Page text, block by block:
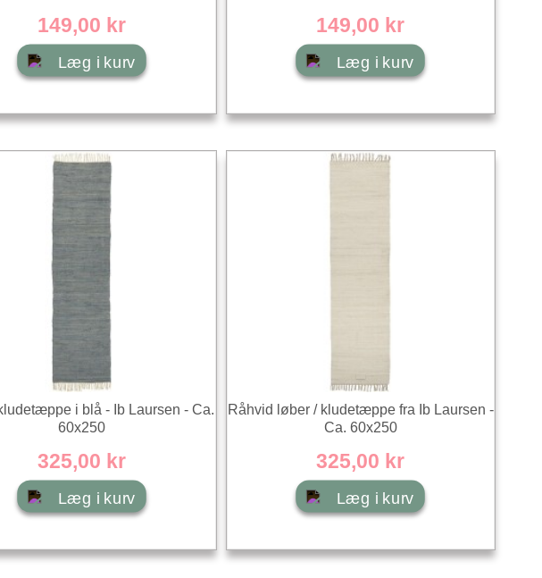
149,00 kr
Læg i kurv
149,00 kr
Læg i kurv
i blå - Ib Laursen - Ca.
60x250
325,00 kr
Læg i kurv
Råhvid løber / kludetæppe fra Ib Laursen -
Ca. 60x250
325,00 kr
Læg i kurv